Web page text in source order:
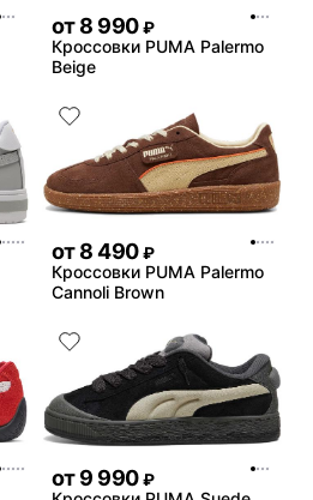
от8 990 ₽
Кроссовки PUMA Palermo
Beige
от8 490 ₽
Кроссовки PUMA Palermo
Cannoli Brown
от9 990 ₽